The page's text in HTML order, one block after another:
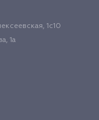
1с10
1а